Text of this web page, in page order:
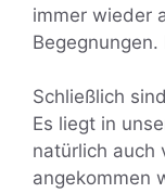
immer wieder
Begegnungen.
Schließlich
Es liegt in
natürlich auch
angekommen